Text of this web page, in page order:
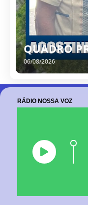
/
0
8
/
2
0
2
6
RÁDIO NOSSA VOZ